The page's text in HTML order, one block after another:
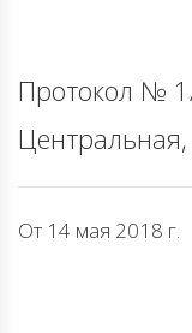
Протокол №
От 14 мая 2018 г.